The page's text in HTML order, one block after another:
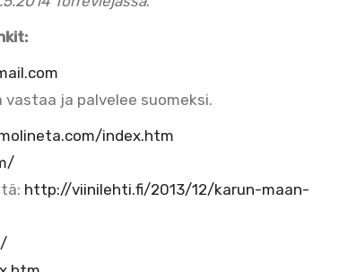
vastaa ja palvelee suomeksi.
index.htm
http://viinilehti.fi/2013/12/karun-maan-